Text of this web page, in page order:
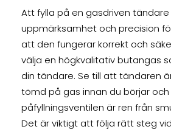
Att fylla på en gasdriven tändare
uppmärksamhet och precision
att den fungerar korrekt och
välja en högkvalitativ butangas
din tändare. Se till att tändaren
tömd på gas innan du börjar
påfyllningsventilen är ren från
Det är viktigt att följa rätt steg